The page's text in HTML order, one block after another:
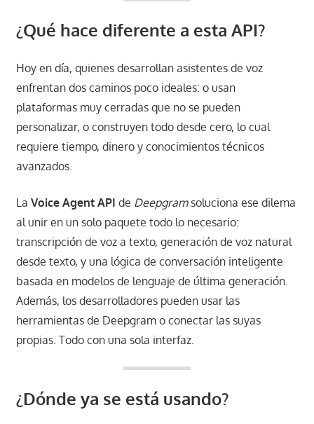
¿Qué hace diferente a esta API?
Hoy en día, quienes desarrollan asistentes de voz
enfrentan dos caminos poco ideales: o usan
plataformas muy cerradas que no se pueden
personalizar, o construyen todo desde cero, lo cual
requiere tiempo, dinero y conocimientos técnicos
avanzados.
La Voice Agent API de Deepgramsoluciona ese dilema
al unir en un solo paquete todo lo necesario:
transcripción de voz a texto, generación de voz natural
desde texto, y una lógica de conversación inteligente
basada en modelos de lenguaje de última generación.
Además, los desarrolladores pueden usar las
herramientas de Deepgram o conectar las suyas
propias. Todo con una sola interfaz.
¿Dónde ya se está usando?